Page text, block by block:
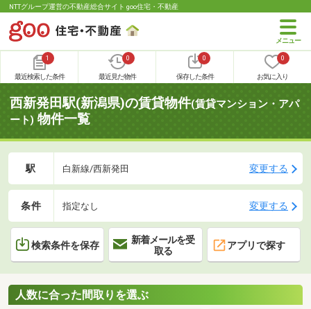
NTTグループ運営の不動産総合サイト goo住宅・不動産
1
最近検索した条件
0
最近見た物件
0
保存した条件
0
お気に入り
西新発田駅(新潟県)の賃貸物件(賃貸マンション・アパ
ート) 物件一覧
駅 白新線/西新発田 変更する
条件 指定なし 変更する
検索条件を保存
新着メールを受
取る
アプリで探す
人数に合った間取りを選ぶ